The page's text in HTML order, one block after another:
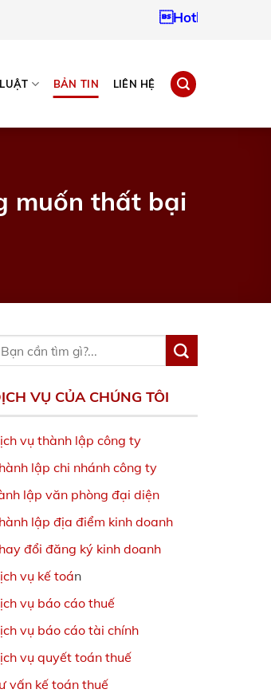
Hotline:0937967242
BẢN TIN LIÊN HỆ
muốn thất bại
VỤ CỦA CHÚNG TÔI
vụ thành lập công ty
lập chi nhánh công ty
lập văn phòng đại diện
lập địa điểm kinh doanh
đổi đăng ký kinh doanh
vụ kế toán
vụ báo cáo thuế
vụ báo cáo tài chính
vụ quyết toán thuế
vấn kế toán thuế